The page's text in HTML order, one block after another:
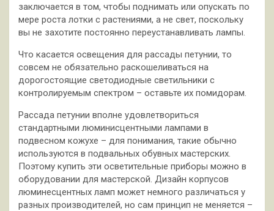
заключается в том, чтобы поднимать или опускать по
мере роста лотки с растениями, а не свет, поскольку
вы не захотите постоянно переустанавливать лампы.
Что касается освещения для рассады петунии, то
совсем не обязательно раскошеливаться на
дорогостоящие светодиодные светильники с
контролируемым спектром – оставьте их помидорам.
Рассада петунии вполне удовлетвориться
стандартными люминисцентными лампами в
подвесном кожухе – для понимания, такие обычно
используются в подвальных обувных мастерских.
Поэтому купить эти осветительные приборы можно в
оборудовании для мастерской. Дизайн корпусов
люминесцентных ламп может немного различаться у
разных производителей, но сам принцип не меняется –